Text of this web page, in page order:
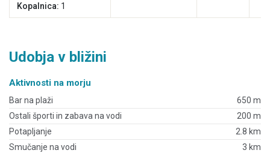
Kopalnica: 1
Udobja v bližini
Aktivnosti na morju
Bar na plaži
650 m
Ostali športi in zabava na vodi
200 m
Potapljanje
2.8 km
Smučanje na vodi
3 km